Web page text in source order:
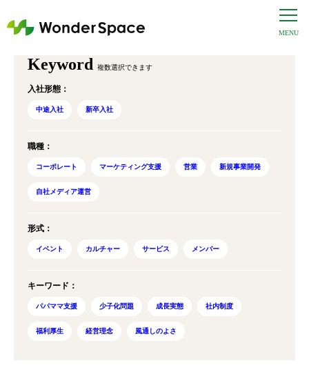
Keyword 複数選択できます
入社形態 ：
中途入社 新卒入社
職種 ：
コーポレート マーケティング支援 営業 新規事業開発
自社メディア運営
形式 ：
イベント カルチャー サービス メンバー
キーワード ：
パパママ支援 少子化問題 成長実態 社内制度
福利厚生 経営理念 風通しのよさ